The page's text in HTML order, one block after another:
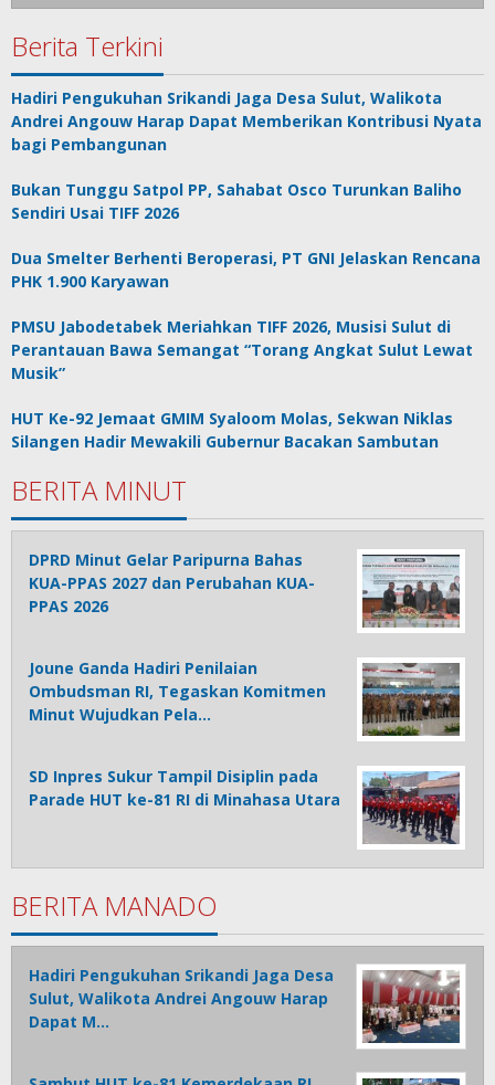
Berita Terkini
Hadiri Pengukuhan Srikandi Jaga Desa Sulut, Walikota
Andrei Angouw Harap Dapat Memberikan Kontribusi Nyata
bagi Pembangunan
Bukan Tunggu Satpol PP, Sahabat Osco Turunkan Baliho
Sendiri Usai TIFF 2026
Dua Smelter Berhenti Beroperasi, PT GNI Jelaskan Rencana
PHK 1.900 Karyawan
PMSU Jabodetabek Meriahkan TIFF 2026, Musisi Sulut di
Perantauan Bawa Semangat “Torang Angkat Sulut Lewat
Musik”
HUT Ke-92 Jemaat GMIM Syaloom Molas, Sekwan Niklas
Silangen Hadir Mewakili Gubernur Bacakan Sambutan
BERITA MINUT
DPRD Minut Gelar Paripurna Bahas
KUA-PPAS 2027 dan Perubahan KUA-
PPAS 2026
Joune Ganda Hadiri Penilaian
Ombudsman RI, Tegaskan Komitmen
Minut Wujudkan Pela…
SD Inpres Sukur Tampil Disiplin pada
Parade HUT ke-81 RI di Minahasa Utara
BERITA MANADO
Hadiri Pengukuhan Srikandi Jaga Desa
Sulut, Walikota Andrei Angouw Harap
Dapat M…